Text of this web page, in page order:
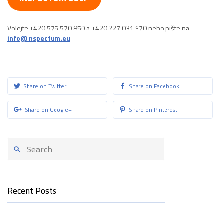
Volejte +420 575 570 850 a +420 227 031 970 nebo pište na
info@inspectum.eu
Share on Twitter Share on Facebook
Share on Google+ Share on Pinterest
Recent Posts